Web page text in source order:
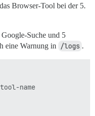
Browser-Tool bei der 5.
Suche und 5
eine Warnung in
/logs .
name